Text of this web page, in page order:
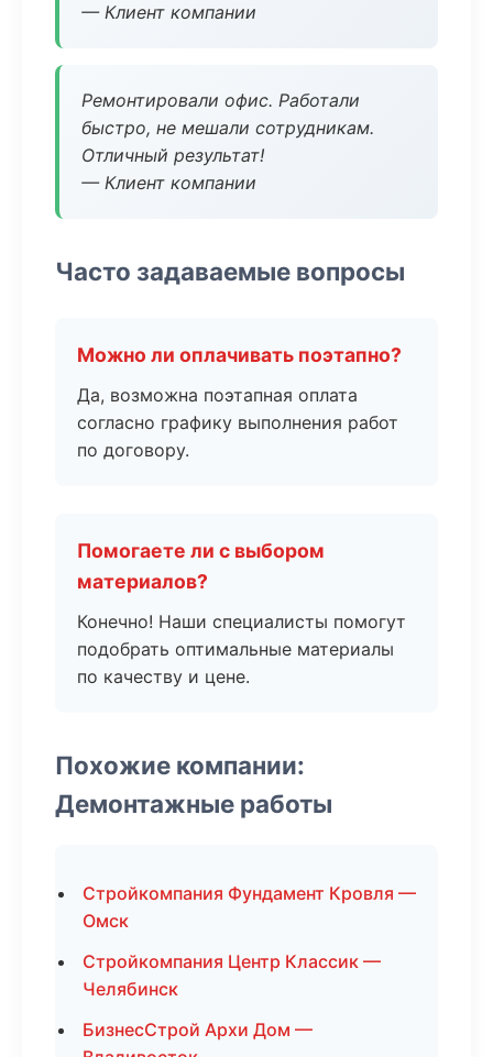
— Клиент компании
Ремонтировали офис. Работали
быстро, не мешали сотрудникам.
Отличный результат!
— Клиент компании
Часто задаваемые вопросы
Можно ли оплачивать поэтапно?
Да, возможна поэтапная оплата
согласно графику выполнения работ
по договору.
Помогаете ли с выбором
материалов?
Конечно! Наши специалисты помогут
подобрать оптимальные материалы
по качеству и цене.
Похожие компании:
Демонтажные работы
Стройкомпания Фундамент Кровля —
Омск
Стройкомпания Центр Классик —
Челябинск
БизнесСтрой Архи Дом —